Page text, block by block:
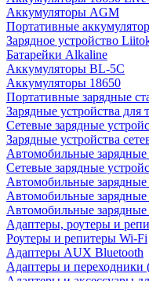
Аккумуляторы АGM
Портативные
Зарядное устройство
Батарейки Alkaline
Аккумуляторы BL-5C
Аккумуляторы 18650
Портативные зарядные
Зарядные устройства для
Сетевые зарядные
Зарядные устройства
Автомобильные зарядные
Сетевые зарядные
Автомобильные
Автомобильные зарядные
Автомобильные зарядные
Адаптеры, роутеры и
Роутеры и репитеры Wi-Fi
Адаптеры AUX Bluetooth
Адаптеры и